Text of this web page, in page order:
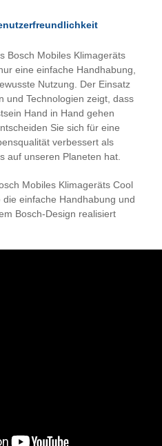
Bosch Mobiles Klimageräts
eine einfache Handhabung,
Nutzung. Der Einsatz
und Technologien zeigt, dass
Hand in Hand gehen
Sie sich für eine
verbessert als
auf unseren Planeten hat.
Mobiles Klimageräts Cool
einfache Handhabung und
Bosch-Design realisiert